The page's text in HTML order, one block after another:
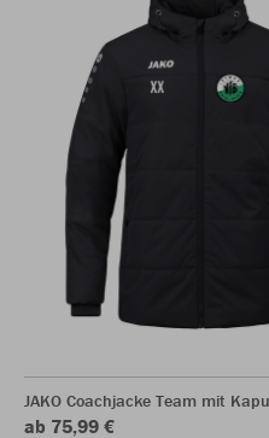
JAKO Coachjacke Team mit
ab 75,99 €